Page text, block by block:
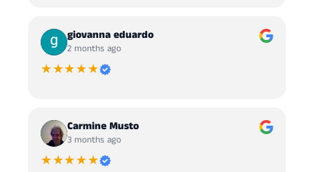
giovanna eduardo
2 months ago
★★★★★
Carmine Musto
3 months ago
★★★★★